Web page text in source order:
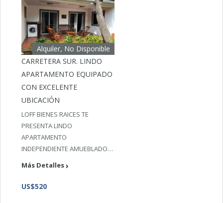
Alquiler, No Disponible
CARRETERA SUR. LINDO
APARTAMENTO EQUIPADO
CON EXCELENTE
UBICACIÓN
LOFF BIENES RAICES TE
PRESENTA LINDO
APARTAMENTO
INDEPENDIENTE AMUEBLADO…
Más Detalles
US$520